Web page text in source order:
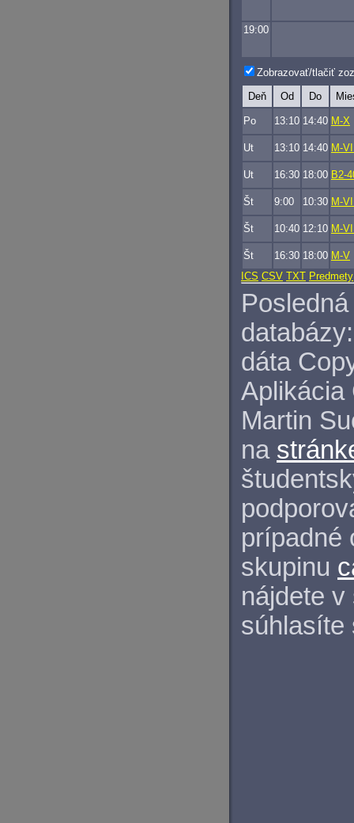
19:00
Zobrazovať/tlačiť
Deň Od Do
Po 13:10 14:40 M-X
Ut 13:10 14:40 M-
Ut 16:30 18:00 B2-
Št 9:00 10:30 M-
Št 10:40 12:10 M-
Št 16:30 18:00 M-V
ICS CSV TXT Predmety
databázy:
dáta
Aplikácia
Martin
na
prípadné
skupinu
nájdete